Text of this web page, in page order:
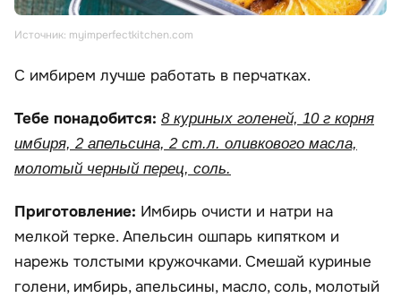
Источник: myimperfectkitchen.com
С имбирем лучше работать в перчатках.
Тебе понадобится: 8 куриных голеней, 10 г корня
имбиря, 2 апельсина, 2 ст.л. оливкового масла,
молотый черный перец, соль.
Приготовление: Имбирь очисти и натри на
мелкой терке. Апельсин ошпарь кипятком и
нарежь толстыми кружочками. Смешай куриные
голени, имбирь, апельсины, масло, соль, молотый